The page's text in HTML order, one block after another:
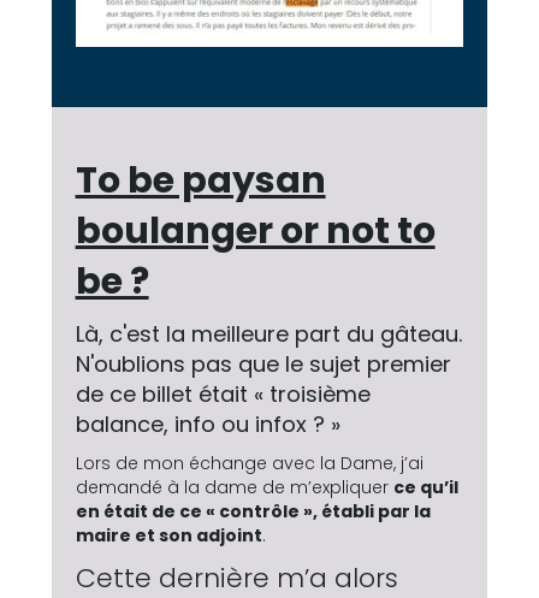
To be paysan
boulanger or not to
be ?
Là, c'est la meilleure part du gâteau.
N'oublions pas que le sujet premier
de ce billet était « troisième
balance, info ou infox ? »
Lors de mon échange avec la Dame, j’ai
demandé à la dame de m’expliquer ce qu’il
en était de ce « contrôle », établi par la
maire et son adjoint.
Cette dernière m’a alors